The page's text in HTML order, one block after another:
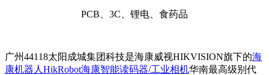
PCB、3C、锂电、食药品
广州44118太阳成城集团科技是海康威视HIKVISION旗下的海
康机器人HikRobot海康智能读码器/工业相机华南最高级别代